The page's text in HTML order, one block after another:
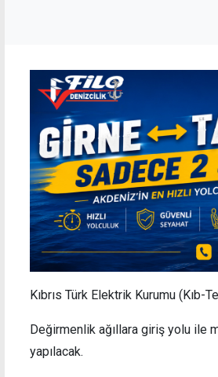
Kıbrıs Türk Elektrik Kurumu
Değirmenlik ağıllara giriş yolu ile
yapılacak.